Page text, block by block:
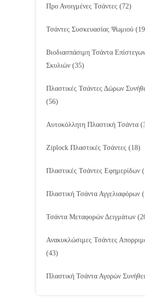
Προ Ανοιγμένες Τσάντες (72)
Τσάντες Συσκευασίας Ψωμιού
Βιοδιασπάσιμη Τσάντα Επίστεγων
Σκυλιών (35)
Πλαστικές Τσάντες Δώρων
(56)
Αυτοκόλλητη Πλαστική Τσάντα
Ziplock Πλαστικές Τσάντες (18)
Πλαστικές Τσάντες Εφημερίδων
Πλαστική Τσάντα Αγγελιαφόρων
Τσάντα Μεταφορών Δειγμάτων
Ανακυκλώσιμες Τσάντες
(43)
Πλαστική Τσάντα Αγορών